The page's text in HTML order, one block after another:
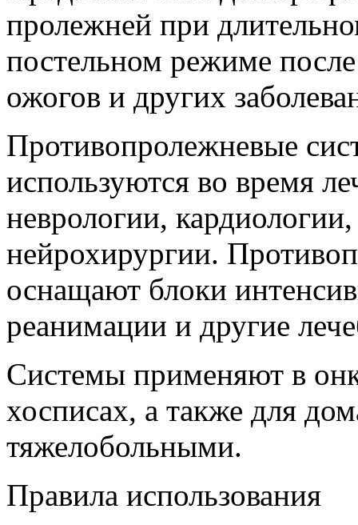
пролежней при
постельном режиме
ожогов и других
Противопролежневые
используются во время
неврологии,
нейрохирургии.
оснащают блоки
реанимации и другие
Системы применяют в
хосписах, а также для
тяжелобольными.
Правила использования